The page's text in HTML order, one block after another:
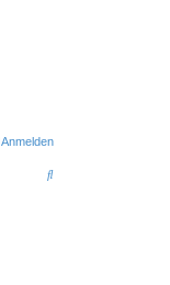
Anmelden
S